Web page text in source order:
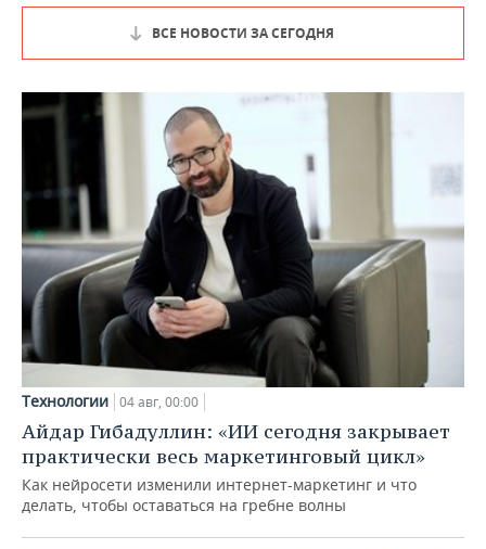
ВСЕ НОВОСТИ ЗА СЕГОДНЯ
Технологии 04 авг, 00:00
Айдар Гибадуллин: «ИИ сегодня закрывает
практически весь маркетинговый цикл»
Как нейросети изменили интернет-маркетинг и что
делать, чтобы оставаться на гребне волны